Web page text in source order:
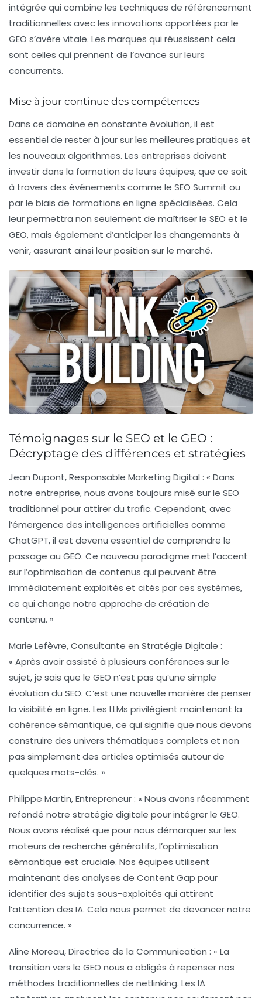
intégrée qui combine les techniques de référencement
traditionnelles avec les innovations apportées par le
GEO s’avère vitale. Les marques qui réussissent cela
sont celles qui prennent de l’avance sur leurs
concurrents.
Mise à jour continue des compétences
Dans ce domaine en constante évolution, il est
essentiel de rester à jour sur les meilleures pratiques et
les nouveaux algorithmes. Les entreprises doivent
investir dans la formation de leurs équipes, que ce soit
à travers des événements comme le SEO Summit ou
par le biais de formations en ligne spécialisées. Cela
leur permettra non seulement de maîtriser le SEO et le
GEO, mais également d’anticiper les changements à
venir, assurant ainsi leur position sur le marché.
Témoignages sur le SEO et le GEO :
Décryptage des différences et stratégies
Jean Dupont, Responsable Marketing Digital : « Dans
notre entreprise, nous avons toujours misé sur le SEO
traditionnel pour attirer du trafic. Cependant, avec
l’émergence des intelligences artificielles comme
ChatGPT, il est devenu essentiel de comprendre le
passage au GEO. Ce nouveau paradigme met l’accent
sur l’optimisation de contenus qui peuvent être
immédiatement exploités et cités par ces systèmes,
ce qui change notre approche de création de
contenu. »
Marie Lefèvre, Consultante en Stratégie Digitale :
« Après avoir assisté à plusieurs conférences sur le
sujet, je sais que le GEO n’est pas qu’une simple
évolution du SEO. C’est une nouvelle manière de penser
la visibilité en ligne. Les LLMs privilégient maintenant la
cohérence sémantique, ce qui signifie que nous devons
construire des univers thématiques complets et non
pas simplement des articles optimisés autour de
quelques mots-clés. »
Philippe Martin, Entrepreneur : « Nous avons récemment
refondé notre stratégie digitale pour intégrer le GEO.
Nous avons réalisé que pour nous démarquer sur les
moteurs de recherche génératifs, l’optimisation
sémantique est cruciale. Nos équipes utilisent
maintenant des analyses de Content Gap pour
identifier des sujets sous-exploités qui attirent
l’attention des IA. Cela nous permet de devancer notre
concurrence. »
Aline Moreau, Directrice de la Communication : « La
transition vers le GEO nous a obligés à repenser nos
méthodes traditionnelles de netlinking. Les IA